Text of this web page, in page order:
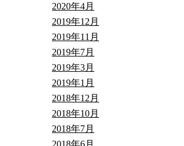
2020年4月
2019年12月
2019年11月
2019年7月
2019年3月
2019年1月
2018年12月
2018年10月
2018年7月
2018年6月